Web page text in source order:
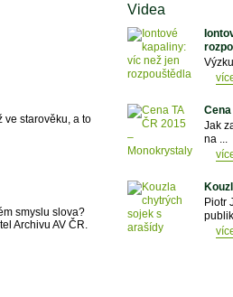
ve starověku, a to
smyslu slova?
Archivu AV ČR.
Videa
Jak
na ...
Piotr